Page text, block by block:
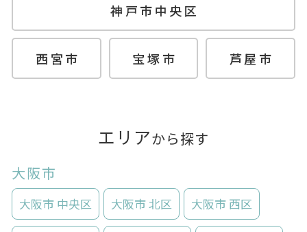
神戸市中央区
西宮市 宝塚市 芦屋市
エリアから探す
大阪市
大阪市 中央区 大阪市 北区 大阪市 西区